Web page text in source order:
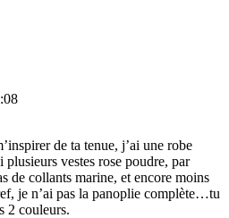
de ta tenue, j’ai une robe
plusieurs vestes rose poudre, par
de collants marine, et encore moins
je n’ai pas la panoplie complète…tu
2 couleurs.